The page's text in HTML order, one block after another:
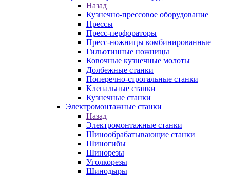
Назад
Кузнечно-прессовое оборудование
Прессы
Пресс-перфораторы
Пресс-ножницы комбинированные
Гильотинные ножницы
Ковочные кузнечные молоты
Долбежные станки
Поперечно-строгальные станки
Клепальные станки
Кузнечные станки
Электромонтажные станки
Назад
Электромонтажные станки
Шинообрабатывающие станки
Шиногибы
Шинорезы
Уголкорезы
Шинодыры